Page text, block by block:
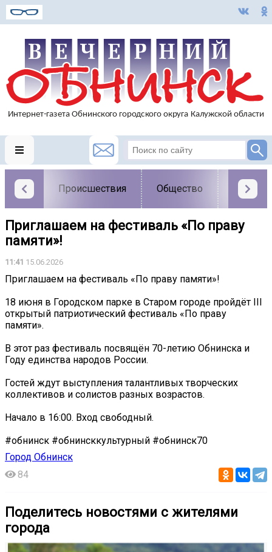
Происшествия Общество Власть
Приглашаем на фестиваль «По праву
памяти»!
11:41 15.06.2026
Приглашаем на фестиваль «По праву памяти»!
18 июня в Городском парке в Старом городе пройдёт III
открытый патриотический фестиваль «По праву
памяти».
В этот раз фестиваль посвящён 70-летию Обнинска и
Году единства народов России.
Гостей ждут выступления талантливых творческих
коллективов и солистов разных возрастов.
Начало в 16:00. Вход свободный.
#обнинск #обнинсккультурный #обнинск70
Город Обнинск
84
Поделитесь новостями с жителями
города